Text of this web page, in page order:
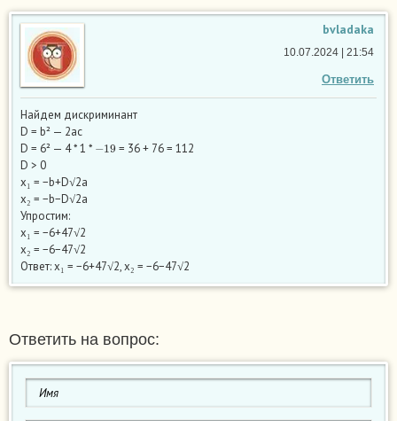
bvladaka
Ответить
10.07.2024 | 21:54
Найдем дискриминант
D = b² — 2ac
D = 6² — 4 * 1 *
19 = 36 + 76 = 112
D > 0
x₁ = −b+D√2a
x₂ = −b−D√2a
Упростим:
x₁ = −6+47√2
x₂ = −6−47√2
Ответ: x₁ = −6+47√2, x₂ = −6−47√2
Ответить на вопрос: